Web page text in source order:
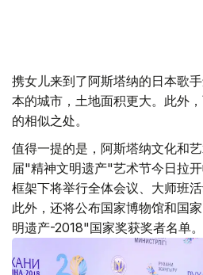
携女儿来到了阿斯塔纳的日本歌
本的城市，土地面积更大。此外
的相似之处。
值得一提的是，阿斯塔纳文化和
届"精神文明遗产"艺术节今日拉
框架下将举行全体会议、大师班
此外，还将公布国家博物馆和国
明遗产-2018"国家奖获奖者名单。